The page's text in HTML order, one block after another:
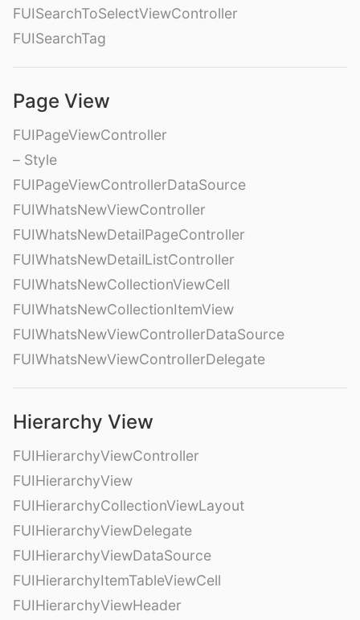
FUISearchToSelectViewController
FUISearchTag
Page View
FUIPageViewController
– Style
FUIPageViewControllerDataSource
FUIWhatsNewViewController
FUIWhatsNewDetailPageController
FUIWhatsNewDetailListController
FUIWhatsNewCollectionViewCell
FUIWhatsNewCollectionItemView
FUIWhatsNewViewControllerDataSource
FUIWhatsNewViewControllerDelegate
Hierarchy View
FUIHierarchyViewController
FUIHierarchyView
FUIHierarchyCollectionViewLayout
FUIHierarchyViewDelegate
FUIHierarchyViewDataSource
FUIHierarchyItemTableViewCell
FUIHierarchyViewHeader